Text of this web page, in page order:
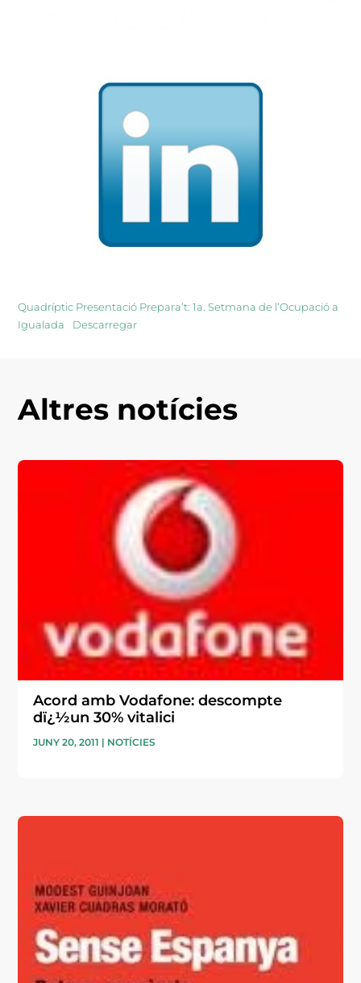
Quadríptic Presentació Prepara’t: 1a. Setmana de l’Ocupació a
Igualada
Descarregar
Altres notícies
Acord amb Vodafone: descompte
dï¿½un 30% vitalici
JUNY 20, 2011 | NOTÍCIES